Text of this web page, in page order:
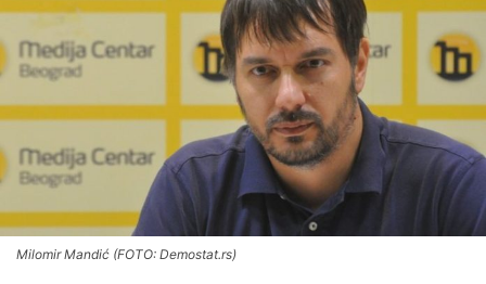
Milomir Mandić (FOTO: Demostat.rs)